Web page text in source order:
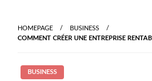
content
HOMEPAGE
BUSINESS
COMMENT CRÉER UNE ENTREPRISE
BUSINESS